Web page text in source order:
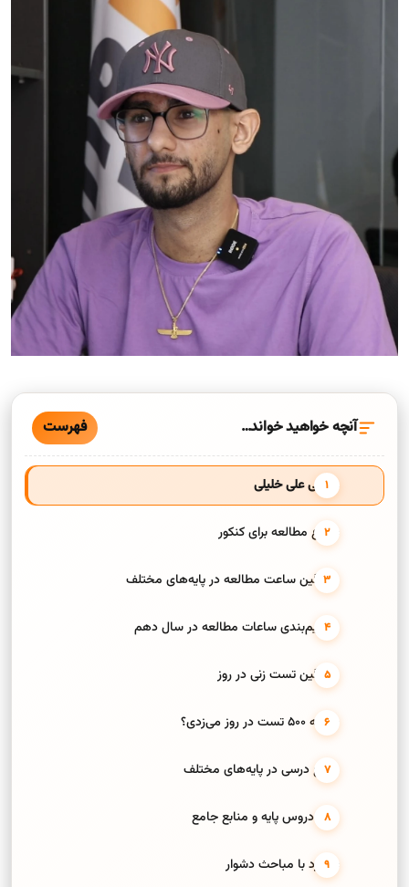
آنچه خواهید خواند… فهرست
معرفی علی خلیلی
شروع مطالعه برای کنکور
میانگین ساعت مطالعه در پایه‌های مختلف
تقسیم‌بندی ساعات مطالعه در سال دهم
میانگین تست زنی در روز
چگونه 500 تست در روز می‌زدی؟
منابع درسی در پایه‌های مختلف
مرور دروس پایه و منابع جامع
برخورد با مباحث دشوار